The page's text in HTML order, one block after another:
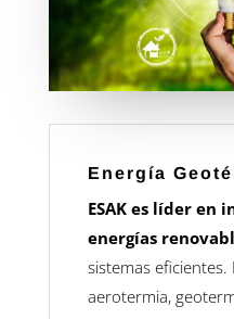
Energía
ESAK es líder en
energías
sistemas eficientes.
aerotermia,